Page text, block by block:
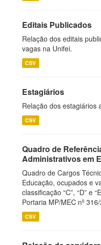
Editais Publicados
Relação dos editais
vagas na Unifei.
CSV
Estagiários
Relação dos estagiários
CSV
Quadro de
Administrativos em
Quadro de Cargos
Educação, ocupados e
classificação “C”, “D” e
Portaria MP/MEC nº
CSV